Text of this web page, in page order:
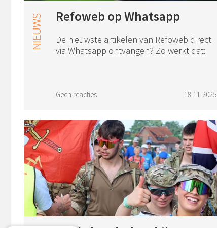
Refoweb op Whatsapp
De nieuwste artikelen van Refoweb direct
via Whatsapp ontvangen? Zo werkt dat:
Geen reacties 18-11-2025